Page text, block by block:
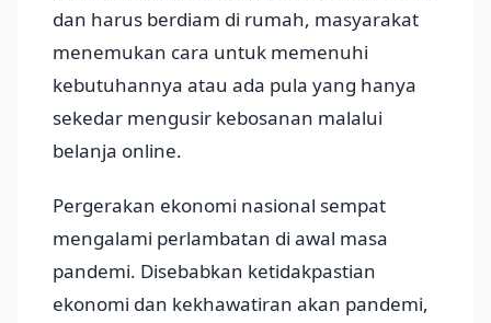
dan harus berdiam di rumah, masyarakat
menemukan cara untuk memenuhi
kebutuhannya atau ada pula yang hanya
sekedar mengusir kebosanan malalui
belanja online.
Pergerakan ekonomi nasional sempat
mengalami perlambatan di awal masa
pandemi. Disebabkan ketidakpastian
ekonomi dan kekhawatiran akan pandemi,